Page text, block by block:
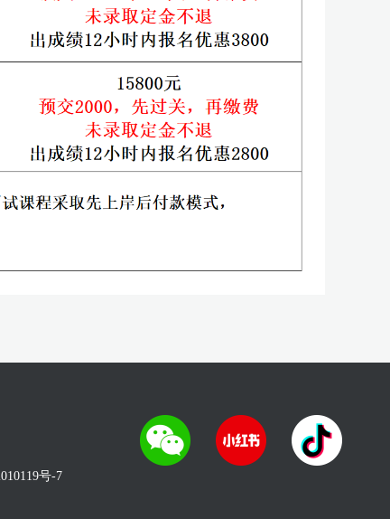
号-7